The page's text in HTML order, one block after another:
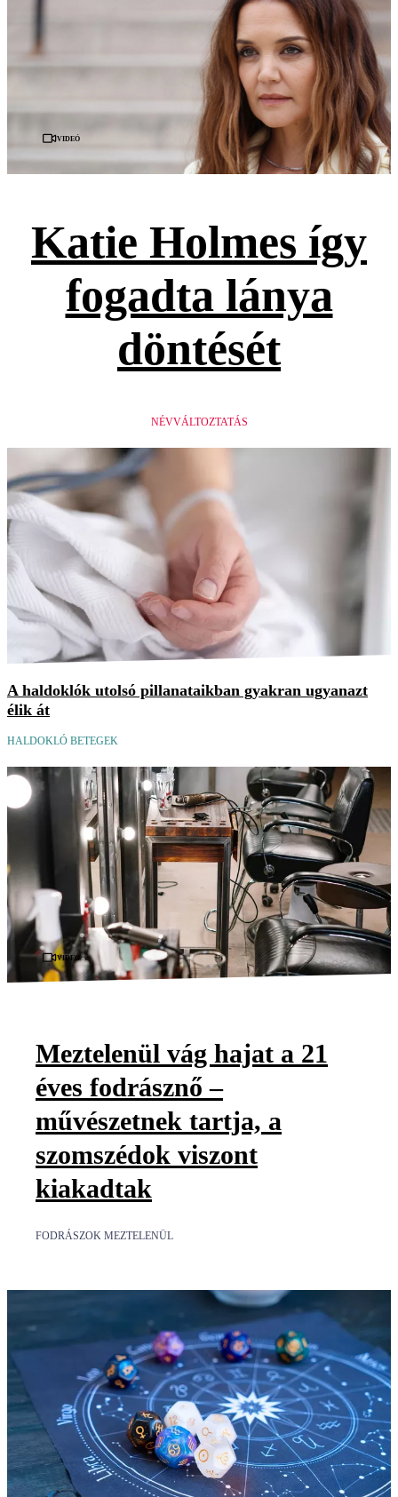
Videó
Katie Holmes így
fogadta lánya
döntését
NÉVVÁLTOZTATÁS
A haldoklók utolsó pillanataikban gyakran ugyanazt
élik át
HALDOKLÓ BETEGEK
Videó
Meztelenül vág hajat a 21
éves fodrásznő –
művészetnek tartja, a
szomszédok viszont
kiakadtak
FODRÁSZOK MEZTELENÜL